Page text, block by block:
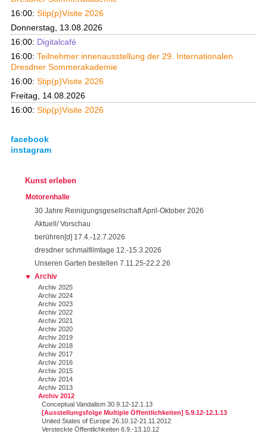
16:00: Stip(p)Visite 2026
Donnerstag, 13.08.2026
16:00: Digitalcafé
16:00: Teilnehmer:innenausstellung der 29. Internationalen
Dresdner Sommerakademie
16:00: Stip(p)Visite 2026
Freitag, 14.08.2026
16:00: Stip(p)Visite 2026
facebook
instagram
Kunst erleben
Motorenhalle
30 Jahre Reinigungsgesellschaft April-Oktober 2026
Aktuell/ Vorschau
berühren[d] 17.4.-12.7.2026
dresdner schmalfilmtage 12.-15.3.2026
Unseren Garten bestellen 7.11.25-22.2.26
Archiv
Archiv 2025
Archiv 2024
Archiv 2023
Archiv 2022
Archiv 2021
Archiv 2020
Archiv 2019
Archiv 2018
Archiv 2017
Archiv 2016
Archiv 2015
Archiv 2014
Archiv 2013
Archiv 2012
Conceptual Vandalism 30.9.12-12.1.13
[Ausstellungsfolge Multiple Öffentlichkeiten] 5.9.12-12.1.13
United States of Europe 26.10.12-21.11.2012
Versteckte Öffentlichkeiten 6.9.-13.10.12